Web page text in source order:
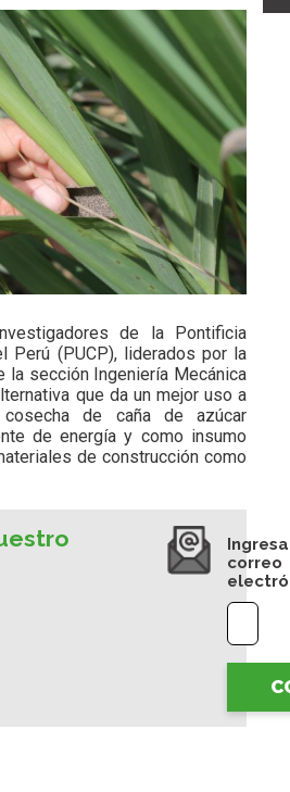
de la Pontificia
Perú (PUCP), liderados por la
la sección Ingeniería Mecánica
que da un mejor uso a
de caña de azúcar
de energía y como insumo
de construcción como
correo